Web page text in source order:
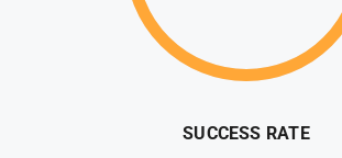
SUCCESS RATE